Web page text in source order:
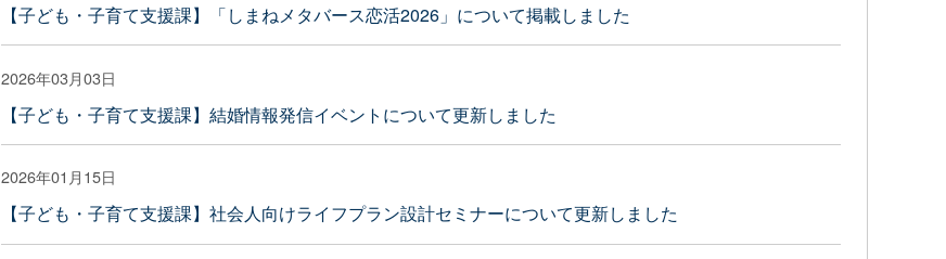
【子ども・子育て支援課】「しまねメタバース恋活2026」について掲載しました
2026年03月03日
【子ども・子育て支援課】結婚情報発信イベントについて更新しました
2026年01月15日
【子ども・子育て支援課】社会人向けライフプラン設計セミナーについて更新しました